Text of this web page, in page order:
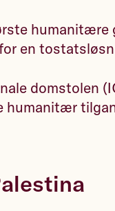
humanitære
en
domstolen
humanitær